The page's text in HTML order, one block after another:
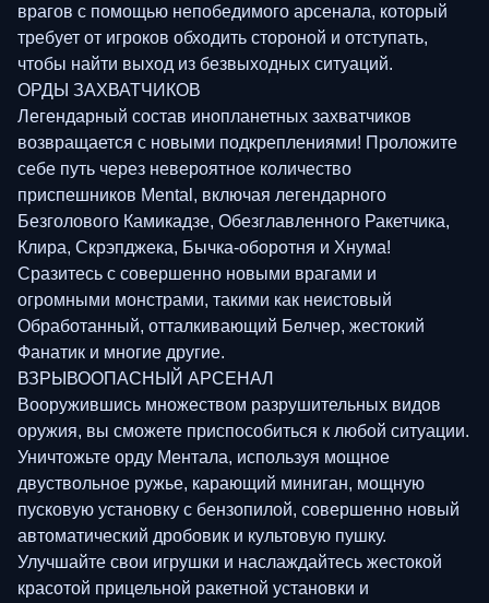
врагов с помощью непобедимого арсенала, который
требует от игроков обходить стороной и отступать,
чтобы найти выход из безвыходных ситуаций.
ОРДЫ ЗАХВАТЧИКОВ
Легендарный состав инопланетных захватчиков
возвращается с новыми подкреплениями! Проложите
себе путь через невероятное количество
приспешников Mental, включая легендарного
Безголового Камикадзе, Обезглавленного Ракетчика,
Клира, Скрэпджека, Бычка-оборотня и Хнума!
Сразитесь с совершенно новыми врагами и
огромными монстрами, такими как неистовый
Обработанный, отталкивающий Белчер, жестокий
Фанатик и многие другие.
ВЗРЫВООПАСНЫЙ АРСЕНАЛ
Вооружившись множеством разрушительных видов
оружия, вы сможете приспособиться к любой ситуации.
Уничтожьте орду Ментала, используя мощное
двуствольное ружье, карающий миниган, мощную
пусковую установку с бензопилой, совершенно новый
автоматический дробовик и культовую пушку.
Улучшайте свои игрушки и наслаждайтесь жестокой
красотой прицельной ракетной установки и